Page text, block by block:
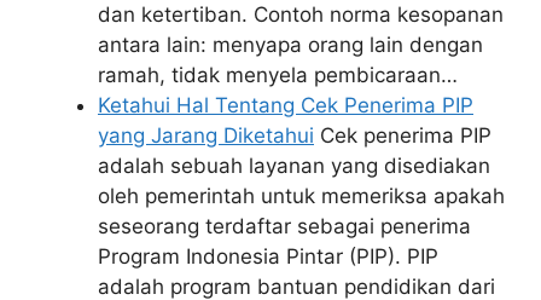
dan ketertiban. Contoh norma kesopanan
antara lain: menyapa orang lain dengan
ramah, tidak menyela pembicaraan…
Ketahui Hal Tentang Cek Penerima PIP
yang Jarang Diketahui Cek penerima PIP
adalah sebuah layanan yang disediakan
oleh pemerintah untuk memeriksa apakah
seseorang terdaftar sebagai penerima
Program Indonesia Pintar (PIP). PIP
adalah program bantuan pendidikan dari